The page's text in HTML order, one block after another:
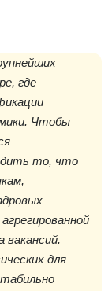
где
Чтобы
то, что
вакансий.
для